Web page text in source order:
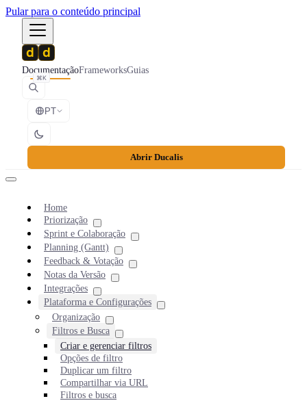
Pular para o conteúdo principal
DocumentaçãoFrameworksGuias
⌘K
PT
Abrir Ducalis
Home
Priorização
Sprint e Colaboração
Planning (Gantt)
Feedback & Votação
Notas da Versão
Integrações
Plataforma e Configurações
Organização
Filtros e Busca
Criar e gerenciar filtros
Opções de filtro
Duplicar um filtro
Compartilhar via URL
Filtros e busca